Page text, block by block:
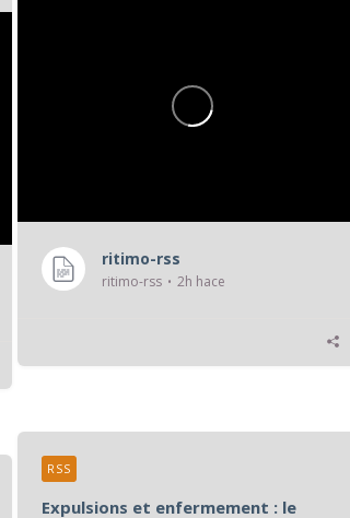
ritimo-rss
ritimo-rss 2h hace
Expulsions et enfermement : le
RSS